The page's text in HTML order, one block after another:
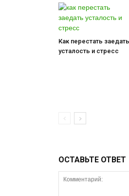
Как перестать заедать
усталость и стресс
ОСТАВЬТЕ ОТВЕТ